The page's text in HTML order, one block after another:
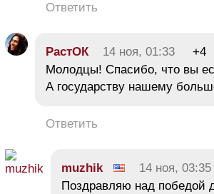
Ответить
РастОК 14 ноя, 01:33
+4
Молодцы! Спасибо, что вы
А государству нашему
Ответить
muzhik 14 ноя, 03:35
Поздравляю над победой